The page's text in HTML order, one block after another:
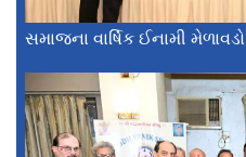
સમાજના વાર્ષિક ઈનામી મેળાવડો